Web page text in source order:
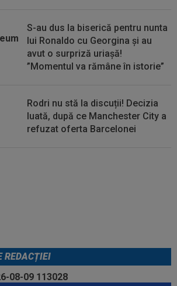
S-au dus la biserică pentru nunta
lui Ronaldo cu Georgina și au
avut o surpriză uriașă!
”Momentul va rămâne în istorie”
Rodri nu stă la discuții! Decizia
luată, după ce Manchester City a
refuzat oferta Barcelonei
REDACȚIEI